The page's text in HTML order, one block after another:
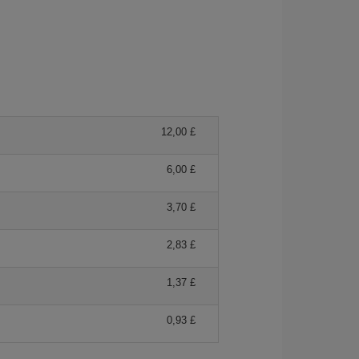
12,00 £
6,00 £
3,70 £
2,83 £
1,37 £
0,93 £